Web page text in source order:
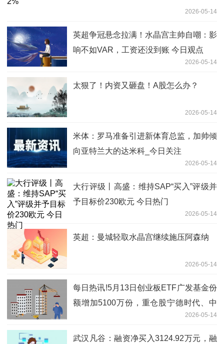
2026-05-14
英超争冠悬念拉满！水晶宫主帅自嘲：影
响不如VAR，工资还没到账 今日观点
2026-05-14
太狠了！内资又砸盘！A股怎么办？
2026-05-14
米体：罗马准备引进新体育总监，加帅倾
向亚特兰大的达米科_今日关注
2026-05-14
大行评级丨高盛：维持SAP“买入”评级并
予目标价230欧元 今日热门
2026-05-14
英超：曼城轻取水晶宫继续施压阿森纳
2026-05-14
每日热讯!5月13日创业板ETF广发基金份
额增加5100万份，重仓股宁德时代、中
2026-05-14
武汉凡谷：融资净买入3124.92万元，融